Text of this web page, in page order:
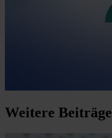
Weitere Beiträge